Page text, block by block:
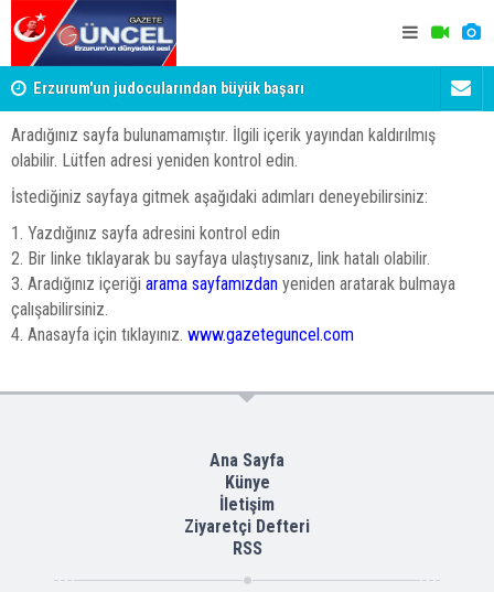
Erzurum'un judocularından büyük başarı Merhum
verildi
Aradığınız sayfa bulunamamıştır. İlgili içerik yayından kaldırılmış
olabilir. Lütfen adresi yeniden kontrol edin.
İstediğiniz sayfaya gitmek aşağıdaki adımları deneyebilirsiniz:
1. Yazdığınız sayfa adresini kontrol edin
2. Bir linke tıklayarak bu sayfaya ulaştıysanız, link hatalı olabilir.
3. Aradığınız içeriği arama sayfamızdan yeniden aratarak bulmaya
çalışabilirsiniz.
4. Anasayfa için tıklayınız. www.gazeteguncel.com
Ana Sayfa
Künye
İletişim
Ziyaretçi Defteri
RSS